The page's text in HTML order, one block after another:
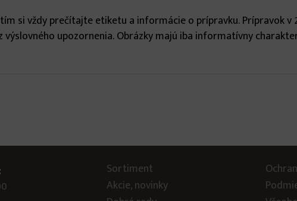
si vždy prečítajte etiketu a informácie o prípravku. Prípravok v
upozornenia. Obrázky majú iba informatívny
Sortiment
Akcie, novinky